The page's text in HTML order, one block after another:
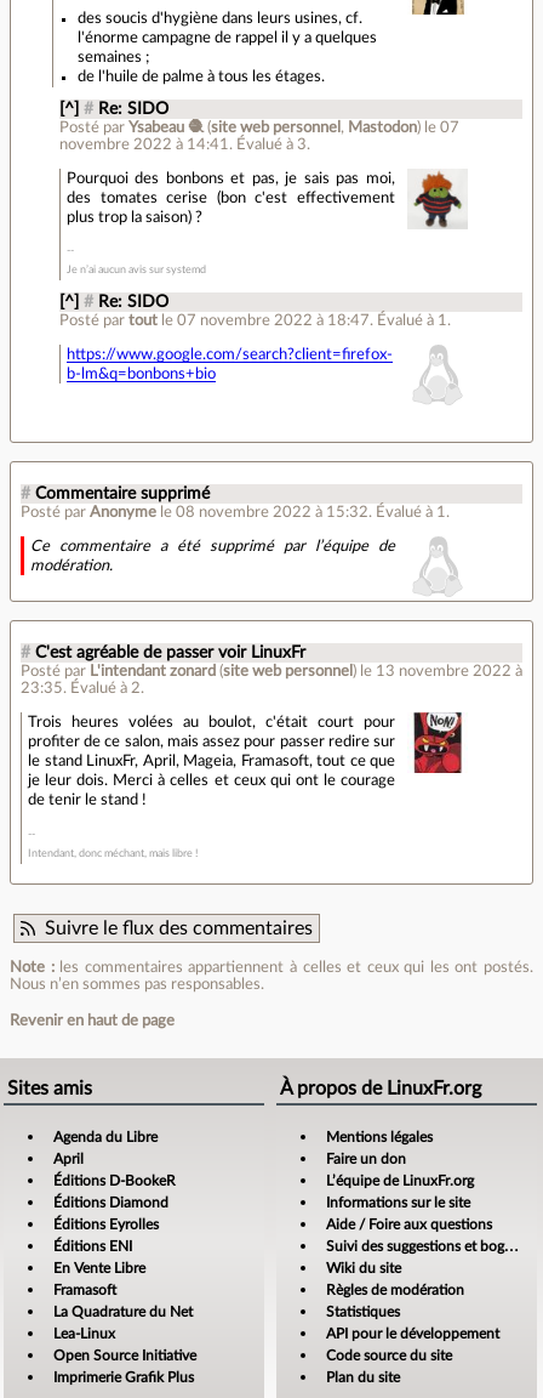
des soucis d'hygiène dans leurs usines, cf.
l'énorme campagne de rappel il y a quelques
semaines ;
de l'huile de palme à tous les étages.
[^] # Re: SIDO
Posté par Ysabeau 🧶(site web personnel , Mastodon) le 07
novembre 2022 à 14:41 . Évalué à 3.
Pourquoi des bonbons et pas, je sais pas moi,
des tomates cerise (bon c'est effectivement
plus trop la saison) ?
Je n’ai aucun avis sur systemd
[^] # Re: SIDO
Posté par tout le 07 novembre 2022 à 18:47.Évalué à 1.
https://www.google.com/search?client=firefox-
b-lm&q=bonbons+bio
# Commentaire supprimé
Posté par Anonyme le 08 novembre 2022 à 15:32. Évalué à 1.
Ce commentaire a été supprimé par l’équipe de
modération.
# C'est agréable de passer voir LinuxFr
Posté par L'intendant zonard (site web personnel ) le 13 novembre 2022 à
23:35. Évalué à 2.
Trois heures volées au boulot, c'était court pour
profiter de ce salon, mais assez pour passer redire sur
le stand LinuxFr, April, Mageia, Framasoft, tout ce que
je leur dois. Merci à celles et ceux qui ont le courage
de tenir le stand !
Intendant, donc méchant, mais libre !
Suivre le flux des commentaires
Note :les commentaires appartiennent à celles et ceux qui les ont postés.
Nous n’en sommes pas responsables.
Revenir en haut de page
Sites amis
Agenda du Libre
April
Éditions D-BookeR
Éditions Diamond
Éditions Eyrolles
Éditions ENI
En Vente Libre
Framasoft
La Quadrature du Net
Lea-Linux
Open Source Initiative
Imprimerie Grafik Plus
À propos de LinuxFr.org
Mentions légales
Faire un don
L’équipe de LinuxFr.org
Informations sur le site
Aide / Foire aux questions
Suivi des suggestions et bogues
Wiki du site
Règles de modération
Statistiques
API pour le développement
Code source du site
Plan du site